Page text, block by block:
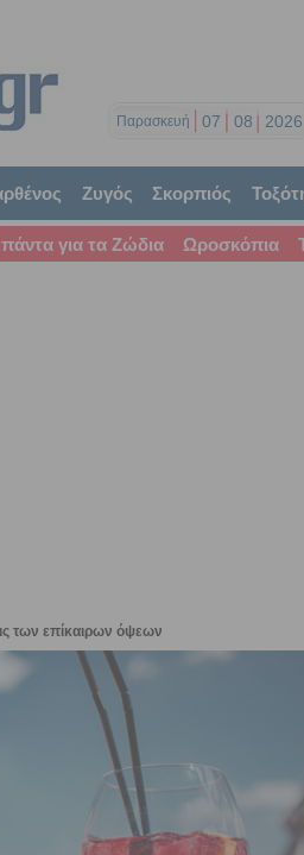
Παρασκευή 07 08 2026
Ζυγός Σκορπιός
για τα Ζώδια Ωροσκόπια
των επίκαιρων όψεων